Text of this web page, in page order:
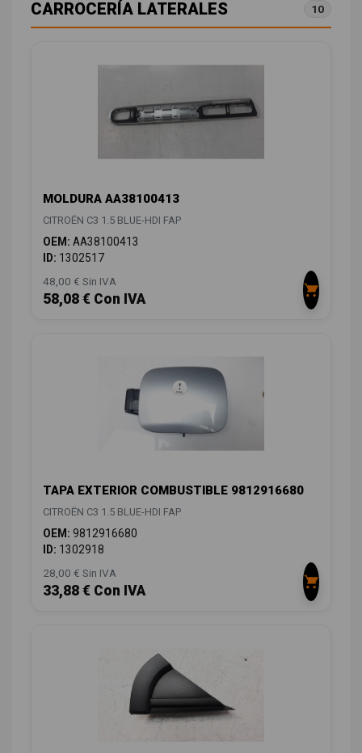
CARROCERÍA LATERALES 10
MOLDURA AA38100413
CITROËN C3 1.5 BLUE-HDI FAP
OEM: AA38100413
ID: 1302517
48,00 € Sin IVA
58,08 € Con IVA
TAPA EXTERIOR COMBUSTIBLE 9812916680
CITROËN C3 1.5 BLUE-HDI FAP
OEM: 9812916680
ID: 1302918
28,00 € Sin IVA
33,88 € Con IVA